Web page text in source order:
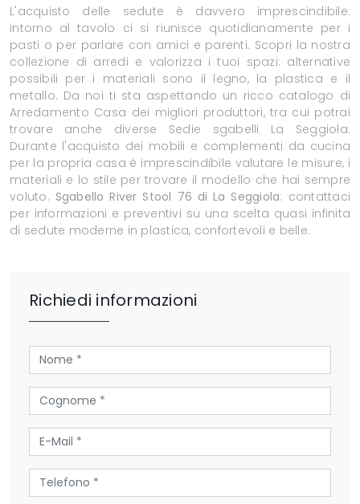
L'acquisto delle sedute è davvero imprescindibile:
intorno al tavolo ci si riunisce quotidianamente per i
pasti o per parlare con amici e parenti. Scopri la nostra
collezione di arredi e valorizza i tuoi spazi: alternative
possibili per i materiali sono il legno, la plastica e il
metallo. Da noi ti sta aspettando un ricco catalogo di
Arredamento Casa dei migliori produttori, tra cui potrai
trovare anche diverse Sedie sgabelli La Seggiola.
Durante l'acquisto dei mobili e complementi da cucina
per la propria casa è imprescindibile valutare le misure, i
materiali e lo stile per trovare il modello che hai sempre
voluto. Sgabello River Stool 76 di La Seggiola: contattaci
per informazioni e preventivi su una scelta quasi infinita
di sedute moderne in plastica, confortevoli e belle.
Richiedi informazioni